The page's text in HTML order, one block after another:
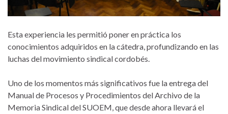
Esta experiencia les permitió poner en práctica los
conocimientos adquiridos en la cátedra, profundizando en las
luchas del movimiento sindical cordobés.
Uno de los momentos más significativos fue la entrega del
Manual de Procesos y Procedimientos del Archivo de la
Memoria Sindical del SUOEM, que desde ahora llevará el